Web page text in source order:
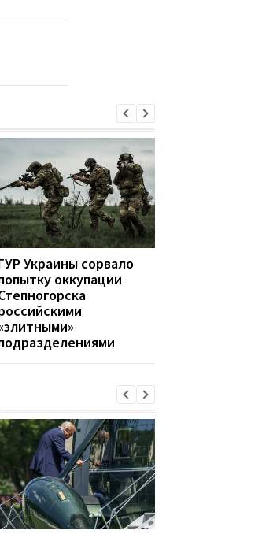
Украины сорвало
оккупации